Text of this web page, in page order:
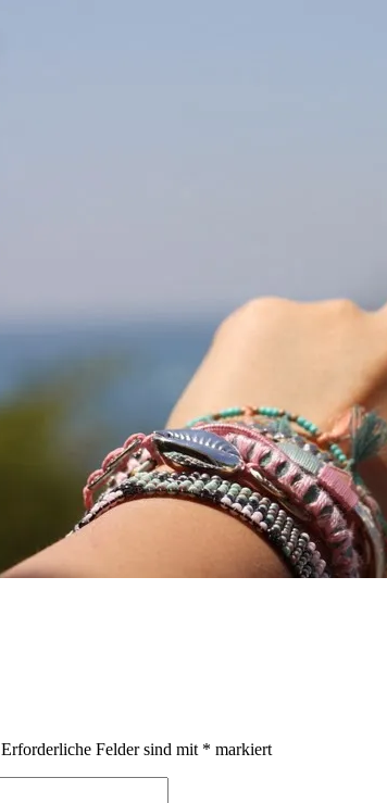
Erforderliche Felder sind mit * markiert